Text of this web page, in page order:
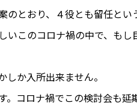
とおり、４役とも留任とい
いこのコロナ禍の中で、も
か入所出来ません。
。コロナ禍でこの検討会も